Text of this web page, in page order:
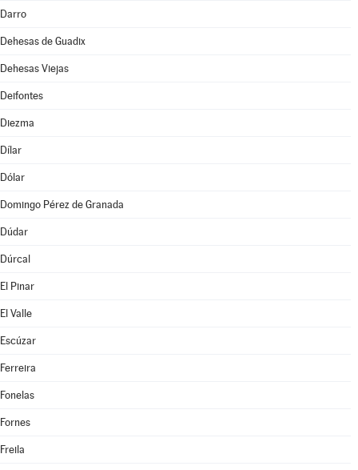
Darro
Dehesas de Guadix
Dehesas Viejas
Deifontes
Diezma
Dílar
Dólar
Domingo Pérez de Granada
Dúdar
Dúrcal
El Pinar
El Valle
Escúzar
Ferreira
Fonelas
Fornes
Freila